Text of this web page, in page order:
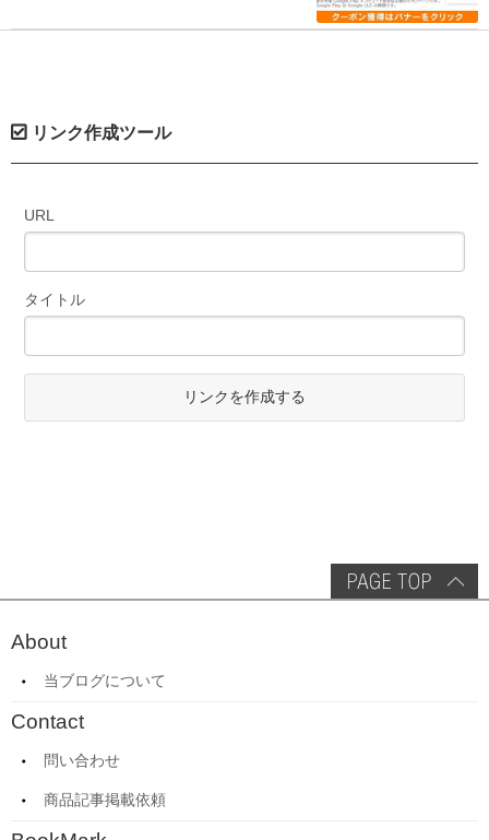
リンク作成ツール
URL
タイトル
リンクを作成する
About
当ブログについて
Contact
問い合わせ
商品記事掲載依頼